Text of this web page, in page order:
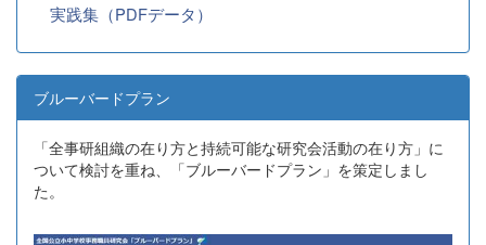
実践集（PDFデータ）
ブルーバードプラン
「全事研組織の在り方と持続可能な研究会活動の在り方」に
ついて検討を重ね、「ブルーバードプラン」を策定しまし
た。